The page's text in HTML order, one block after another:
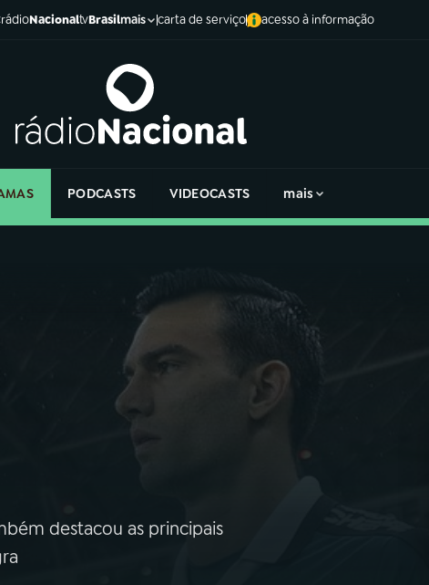
rádioNacionaltvBrasilmais carta de serviço acesso à informação
PODCASTS VIDEOCASTS mais
destacou as principais